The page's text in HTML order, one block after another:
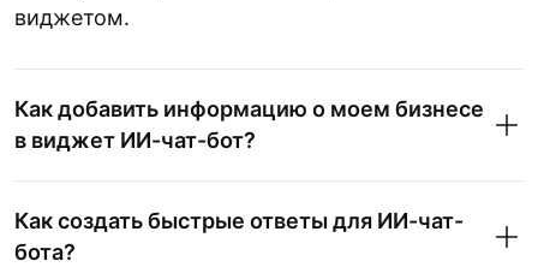
виджетом.
Как добавить информацию о моем бизнесе
в виджет ИИ-чат-бот?
Как создать быстрые ответы для ИИ-чат-
бота?